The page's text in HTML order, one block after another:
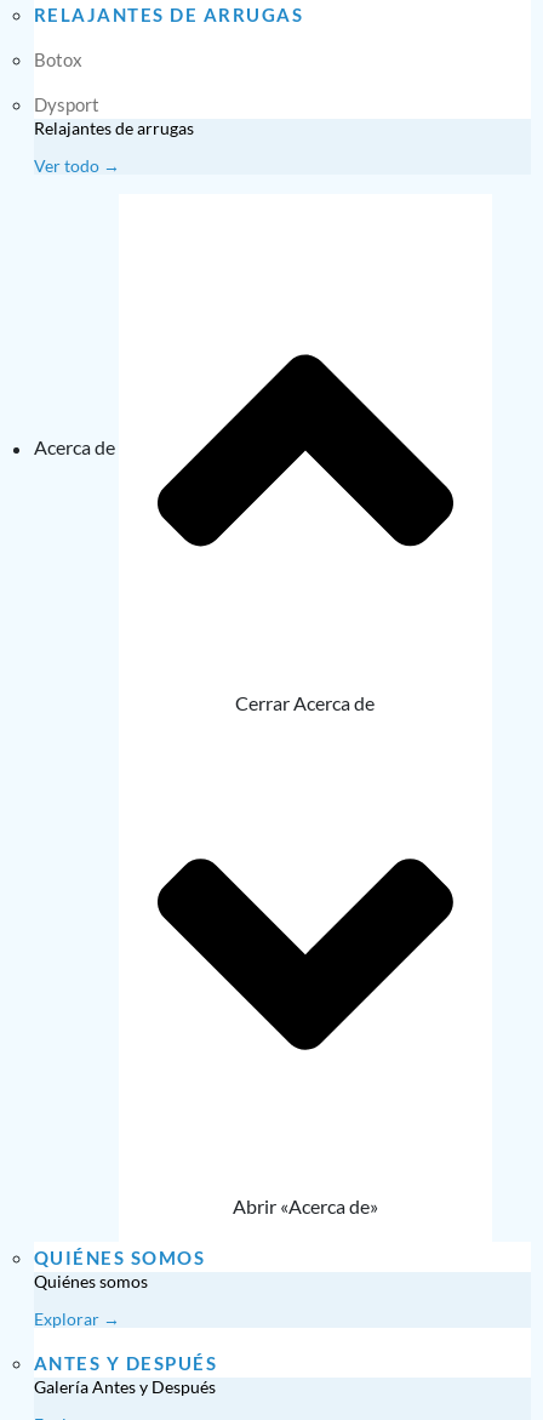
RELAJANTES DE ARRUGAS
Botox
Dysport
Relajantes de arrugas
Ver todo →
Acerca de
Cerrar Acerca de
Abrir «Acerca de»
QUIÉNES SOMOS
Quiénes somos
Explorar →
ANTES Y DESPUÉS
Galería Antes y Después